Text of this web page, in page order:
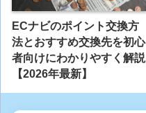
ECナビのポイント交換方
法とおすすめ交換先を初心
者向けにわかりやすく解説
【2026年最新】